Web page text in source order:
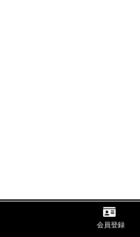

会員登録